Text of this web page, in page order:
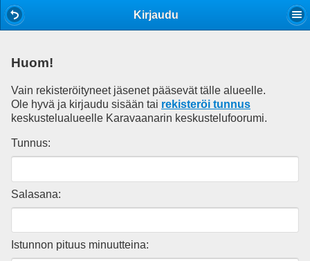
Kirjaudu
Huom!
Vain rekisteröityneet jäsenet pääsevät tälle alueelle.
Ole hyvä ja kirjaudu sisään tai rekisteröi tunnus
keskustelualueelle Karavaanarin keskustelufoorumi.
Tunnus:
Salasana:
Istunnon pituus minuutteina: